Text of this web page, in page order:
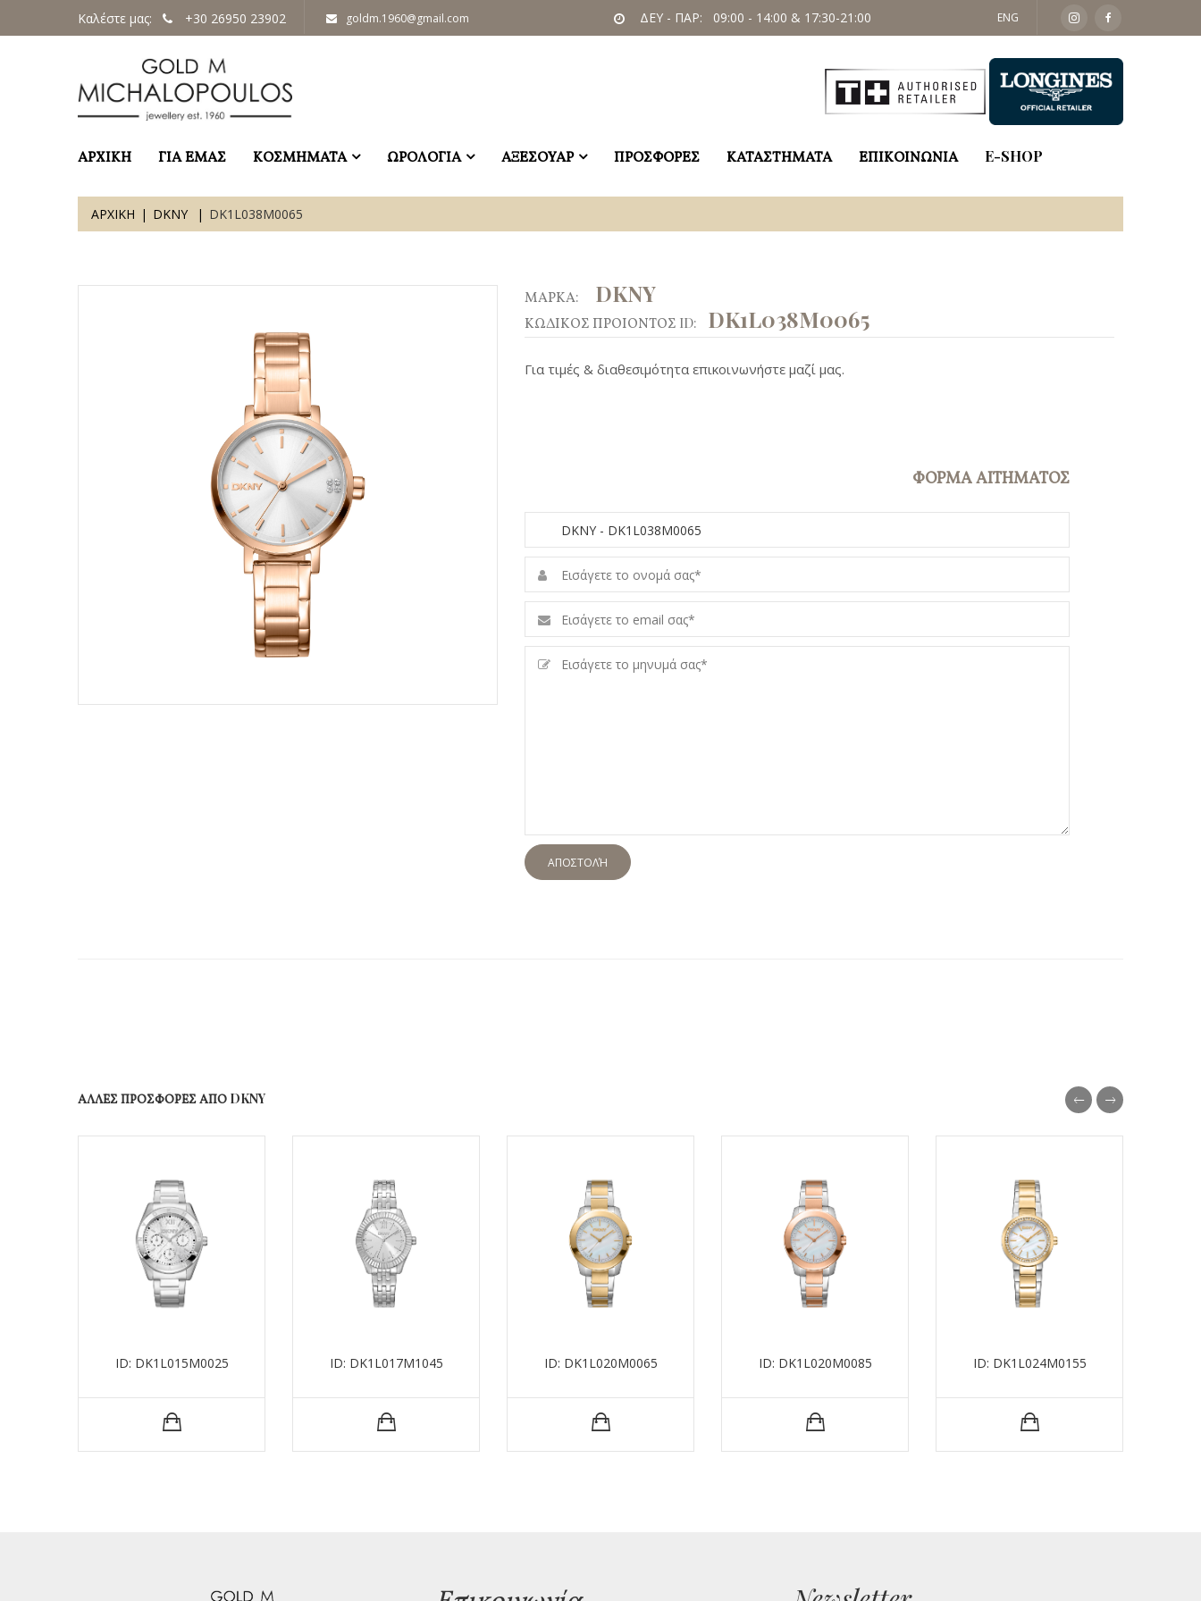
Καλέστε μας: +30 26950 23902 goldm.1960@gmail.com ΔΕΥ - ΠΑΡ: 09:00 - 14:00 & 17:30-21:00 ΣΑΒ: 09:30 - 14:00
ENG
ΑΡΧΙΚΗ ΓΙΑ ΕΜΑΣ ΚΟΣΜΗΜΑΤΑ ΩΡΟΛΟΓΙΑ ΑΞΕΣΟΥΑΡ ΠΡΟΣΦΟΡΕΣ ΚΑΤΑΣΤΗΜΑΤΑ ΕΠΙΚΟΙΝΩΝΙΑ E-SHOP
ΑΡΧΙΚΗ DKNY DK1L038M0065
ΜΑΡΚΑ: DKNY
ΚΩΔΙΚΟΣ ΠΡΟΙΟΝΤΟΣ ID: DK1L038M0065
Για τιμές & διαθεσιμότητα επικοινωνήστε μαζί μας.
ΦΟΡΜΑ ΑΙΤΗΜΑΤΟΣ
ΑΠΟΣΤΟΛΉ
ΑΛΛΕΣ ΠΡΟΣΦΟΡΕΣ ΑΠΟ DKNY
ID: DK1L015M0025 ID: DK1L017M1045 ID: DK1L020M0065 ID: DK1L020M0085 ID: DK1L024M0155